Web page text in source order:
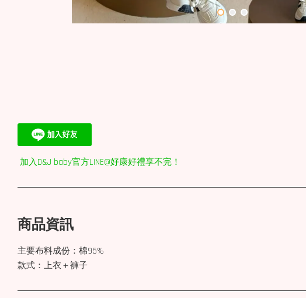
加入D&J baby官方LINE@好康好禮享不完！
商品資訊
主要布料成份：棉95%
款式：上衣＋褲子